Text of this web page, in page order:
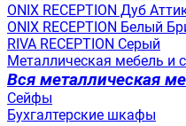
ONIX RECEPTION Дуб
ONIX RECEPTION Белый
RIVA RECEPTION Серый
Металлическая мебель и
Вся металлическая
Сейфы
Бухгалтерские шкафы